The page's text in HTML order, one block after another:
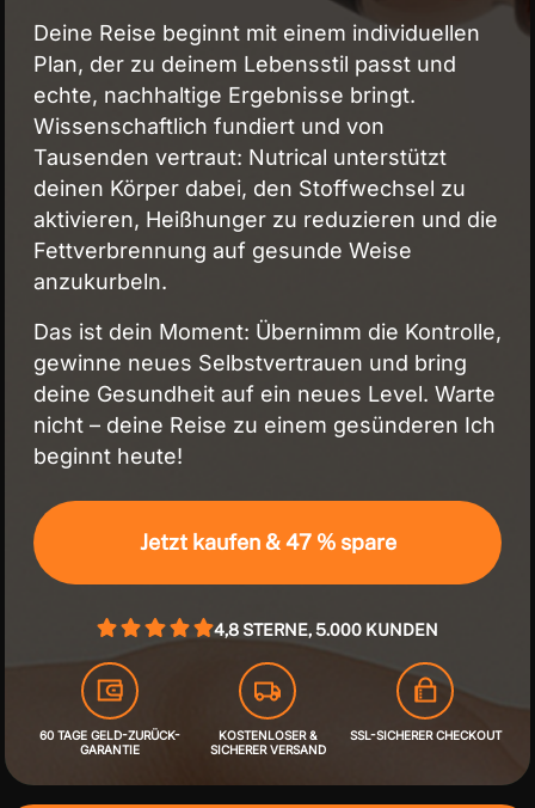
Deine Reise beginnt mit einem individuellen
Plan, der zu deinem Lebensstil passt und
echte, nachhaltige Ergebnisse bringt.
Wissenschaftlich fundiert und von
Tausenden vertraut: Nutrical unterstützt
deinen Körper dabei, den Stoffwechsel zu
aktivieren, Heißhunger zu reduzieren und die
Fettverbrennung auf gesunde Weise
anzukurbeln.
Das ist dein Moment: Übernimm die Kontrolle,
gewinne neues Selbstvertrauen und bring
deine Gesundheit auf ein neues Level. Warte
nicht – deine Reise zu einem gesünderen Ich
beginnt heute!
Jetzt kaufen & 47 % spare
4,8 STERNE, 5.000 KUNDEN
60 TAGE GELD-ZURÜCK-
GARANTIE
KOSTENLOSER &
SICHERER VERSAND
SSL-SICHERER CHECKOUT